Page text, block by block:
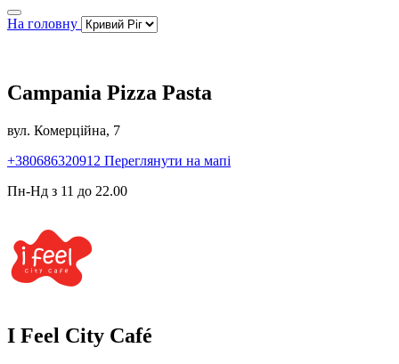
На головну
Campania Pizza Pasta
вул. Комерційна, 7
+380686320912 Переглянути на мапі
Пн-Нд з 11 до 22.00
I Feel City Café